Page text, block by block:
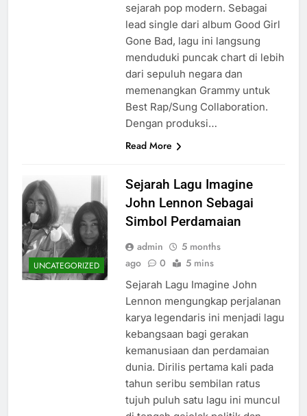
sejarah pop modern. Sebagai
lead single dari album Good Girl
Gone Bad, lagu ini langsung
menduduki puncak chart di lebih
dari sepuluh negara dan
memenangkan Grammy untuk
Best Rap/Sung Collaboration.
Dengan produksi…
Read More
UNCATEGORIZED
Sejarah Lagu Imagine
John Lennon Sebagai
Simbol Perdamaian
admin
5 months
ago
0 5 mins
Sejarah Lagu Imagine John
Lennon mengungkap perjalanan
karya legendaris ini menjadi lagu
kebangsaan bagi gerakan
kemanusiaan dan perdamaian
dunia. Dirilis pertama kali pada
tahun seribu sembilan ratus
tujuh puluh satu lagu ini muncul